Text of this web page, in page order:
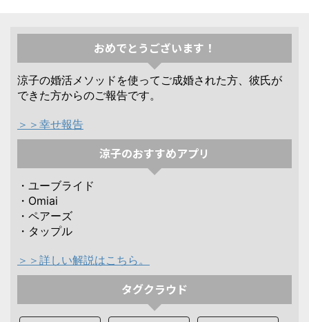
おめでとうございます！
涼子の婚活メソッドを使ってご成婚された方、彼氏が
できた方からのご報告です。
＞＞幸せ報告
涼子のおすすめアプリ
・ユーブライド
・Omiai
・ペアーズ
・タップル
＞＞詳しい解説はこちら。
タグクラウド